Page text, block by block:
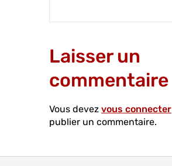
Laisser un
commentaire
Vous devez vous connecter
publier un commentaire.